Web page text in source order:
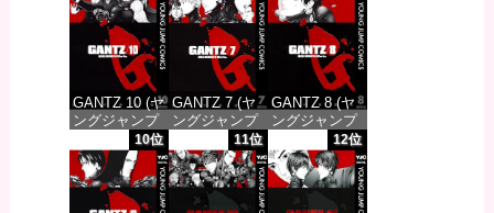
価格：¥100 価格：¥100 価格：¥100
GANTZ 10 (ヤ
ングジャンプ
コミックス
DIGITAL)
価格：¥100
GANTZ 7 (ヤ
ングジャンプ
コミックス
DIGITAL)
価格：¥100
GANTZ 8 (ヤ
ングジャンプ
コミックス
DIGITAL)
価格：¥100
10位 11位 12位